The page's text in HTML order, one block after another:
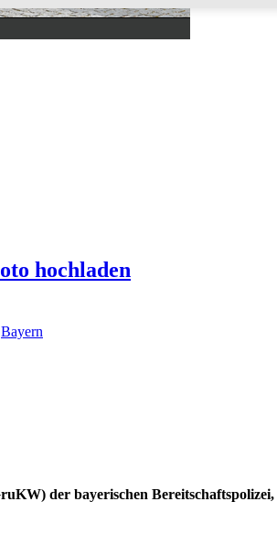
hochladen
Bayern
der bayerischen Bereitschaftspolizei,